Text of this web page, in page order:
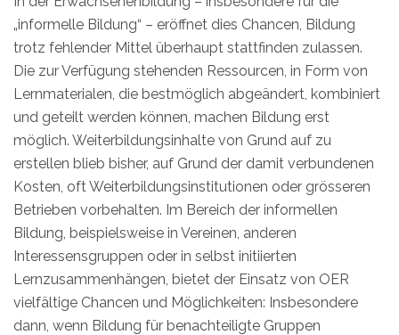
„informelle Bildung“ – eröffnet dies Chancen, Bildung
trotz fehlender Mittel überhaupt stattfinden zulassen.
Die zur Verfügung stehenden Ressourcen, in Form von
Lernmaterialen, die bestmöglich abgeändert, kombiniert
und geteilt werden können, machen Bildung erst
möglich. Weiterbildungsinhalte von Grund auf zu
erstellen blieb bisher, auf Grund der damit verbundenen
Kosten, oft Weiterbildungsinstitutionen oder grösseren
Betrieben vorbehalten. Im Bereich der informellen
Bildung, beispielsweise in Vereinen, anderen
Interessensgruppen oder in selbst initiierten
Lernzusammenhängen, bietet der Einsatz von OER
vielfältige Chancen und Möglichkeiten: Insbesondere
dann, wenn Bildung für benachteiligte Gruppen